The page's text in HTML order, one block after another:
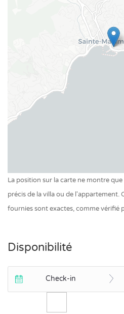
d’autres informations
cette page sous « Important ».
Piscine privée extérieur
La position sur la carte ne montre
précis de la villa ou de l'appartement.
fournies sont exactes, comme vérifié
Disponibilité
Check-in